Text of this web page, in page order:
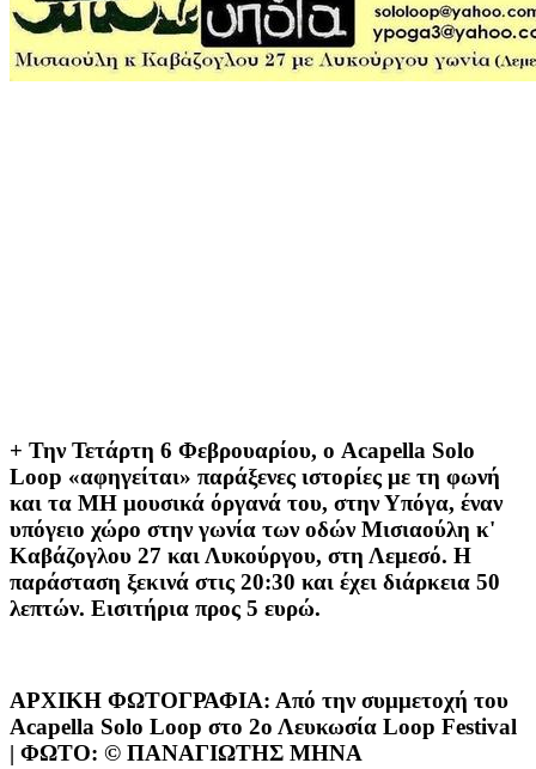
+ Την Τετάρτη 6 Φεβρουαρίου, ο Acapella Solo
Loop «αφηγείται» παράξενες ιστορίες με τη φωνή
και τα ΜΗ μουσικά όργανά του, στην Υπόγα, έναν
υπόγειο χώρο στην γωνία των οδών Μισιαούλη κ'
Καβάζογλου 27 και Λυκούργου, στη Λεμεσό. Η
παράσταση ξεκινά στις 20:30 και έχει διάρκεια 50
λεπτών. Εισιτήρια προς 5 ευρώ.
ΑΡΧΙΚΗ ΦΩΤΟΓΡΑΦΙΑ: Από την συμμετοχή του
Acapella Solo Loop στο 2ο Λευκωσία Loop Festival
| ΦΩΤΟ: © ΠΑΝΑΓΙΩΤΗΣ ΜΗΝΑ